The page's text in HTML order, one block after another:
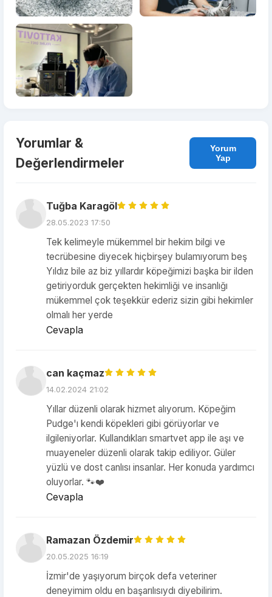
Yorumlar &
Değerlendirmeler
Yorum
Yap
Tuğba Karagöl
28.05.2023 17:50
Tek kelimeyle mükemmel bir hekim bilgi ve
tecrübesine diyecek hiçbirşey bulamıyorum beş
Yıldız bile az biz yıllardır köpeğimizi başka bir ilden
getiriyorduk gerçekten hekimliği ve insanlığı
mükemmel çok teşekkür ederiz sizin gibi hekimler
olmalı her yerde
Cevapla
can kaçmaz
14.02.2024 21:02
Yıllar düzenli olarak hizmet alıyorum. Köpeğim
Pudge'ı kendi köpekleri gibi görüyorlar ve
ilgileniyorlar. Kullandıkları smartvet app ile aşı ve
muayeneler düzenli olarak takip ediliyor. Güler
yüzlü ve dost canlısı insanlar. Her konuda yardımcı
oluyorlar. 🐾❤️
Cevapla
Ramazan Özdemir
20.05.2025 16:19
İzmir'de yaşıyorum birçok defa veteriner
deneyimim oldu en başarılısıydı diyebilirim.